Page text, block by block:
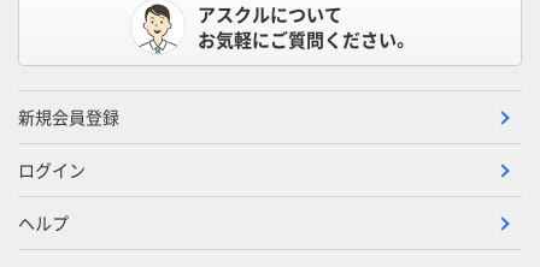
アスクルについて
お気軽にご質問ください。
新規会員登録
ログイン
ヘルプ